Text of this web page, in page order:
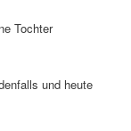
Tochter
und heute